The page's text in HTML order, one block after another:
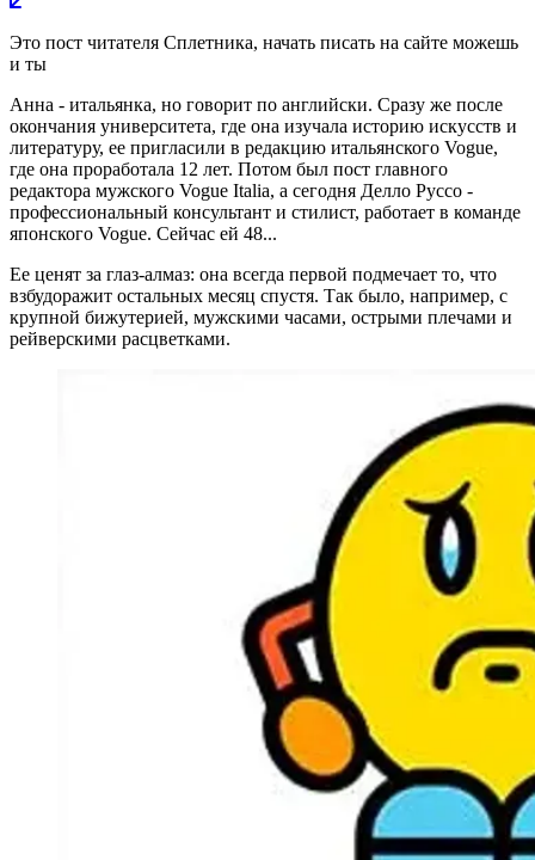
Это пост читателя Сплетника, начать писать на сайте можешь
и ты
Анна - итальянка, но говорит по английски. Сразу же после
окончания университета, где она изучала историю искусств и
литературу, ее пригласили в редакцию итальянского Vogue,
где она проработала 12 лет. Потом был пост главного
редактора мужского Vogue Italia, а сегодня Делло Руссо -
профессиональный консультант и стилист, работает в команде
японского Vogue. Сейчас ей 48...
Ее ценят за глаз-алмаз: она всегда первой подмечает то, что
взбудоражит остальных месяц спустя. Так было, например, с
крупной бижутерией, мужскими часами, острыми плечами и
рейверскими расцветками.